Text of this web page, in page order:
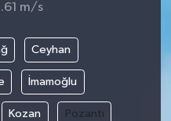
m/s
Ceyhan
İmamoğlu
Kozan Pozantı